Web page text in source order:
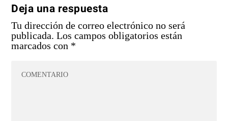
Deja una respuesta
Tu dirección de correo electrónico no será
publicada. Los campos obligatorios están
marcados con *